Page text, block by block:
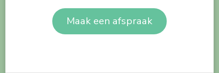
Maak een afspraak